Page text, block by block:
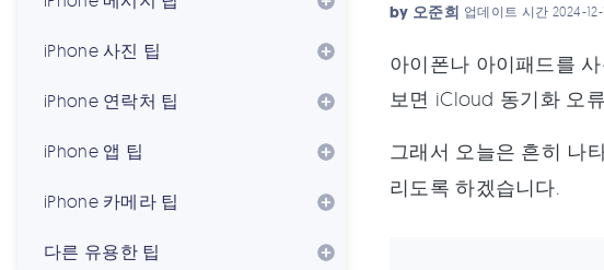
iPhone 사진 팁
iPhone 연락처 팁
iPhone 앱 팁
iPhone 카메라 팁
다른 유용한 팁
by 오준희 업데이트 시간 2024-
아이폰나 아이패드를
보면 iCloud 동기화 오
그래서 오늘은 흔히 나
리도록 하겠습니다.